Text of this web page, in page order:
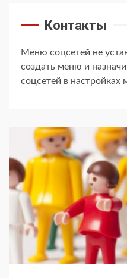
Контакты
Меню соцсетей не
создать меню и
соцсетей в настройках